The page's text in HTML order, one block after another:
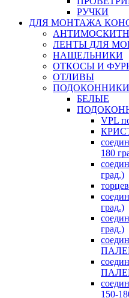
РУЧКИ
ДЛЯ МОНТАЖА
ЛЕНТЫ ДЛЯ
НАЩЕЛЬНИКИ
ОТКОСЫ И
ОТЛИВЫ
ПОДОКОННИКИ
БЕЛЫЕ
VPL
180
град.)
град.)
град.)
150-